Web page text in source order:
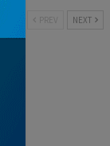
NEXT